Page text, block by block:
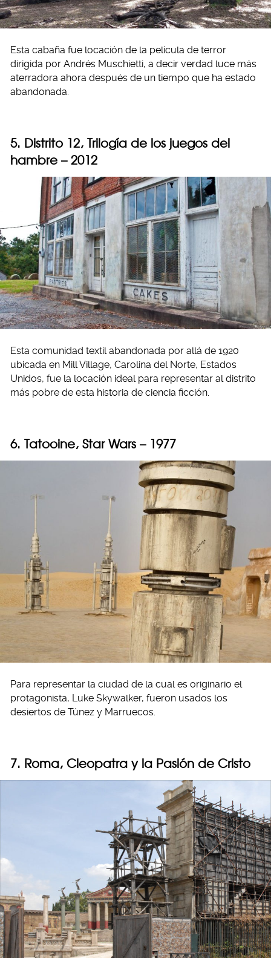
Esta cabaña fue locación de la película de terror
dirigida por Andrés Muschietti, a decir verdad luce más
aterradora ahora después de un tiempo que ha estado
abandonada.
5. Distrito 12, Trilogía de los juegos del
hambre – 2012
Esta comunidad textil abandonada por allá de 1920
ubicada en Mill Village, Carolina del Norte, Estados
Unidos, fue la locación ideal para representar al distrito
más pobre de esta historia de ciencia ficción.
6. Tatooine, Star Wars – 1977
Para representar la ciudad de la cual es originario el
protagonista, Luke Skywalker, fueron usados los
desiertos de Túnez y Marruecos.
7. Roma, Cleopatra y la Pasión de Cristo